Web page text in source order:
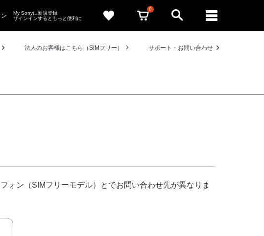
My Sonyに新規登録
サインインするともっと便利に
0
法人のお客様はこちら（SIMフリー） サポート・お問い合わせ
ォン（SIMフリーモデル）とでお問い合わせ先が異なりま